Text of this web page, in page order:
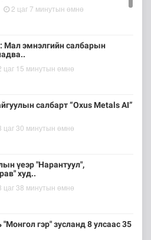
2 цаг 7 минутын өмнө
Мал эмнэлгийн салбарын
цаг 15 минутын өмнө
салбарт “Oxus Metals AI”
цаг 30 минутын өмнө
үеэр "Нарантуул",
худ..
цаг 38 минутын өмнө
"Монгол гэр" зусланд 8 улсаас 35